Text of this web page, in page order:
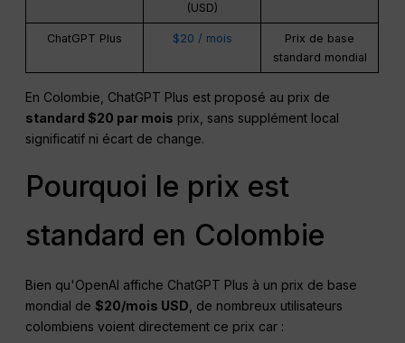
(USD)
ChatGPT Plus $20 / mois
Prix de base
standard mondial
En Colombie, ChatGPT Plus est proposé au prix de
standard $20 par mois prix, sans supplément local
significatif ni écart de change.
Pourquoi le prix est
standard en Colombie
Bien qu'OpenAI affiche ChatGPT Plus à un prix de base
mondial de$20/mois USD , de nombreux utilisateurs
colombiens voient directement ce prix car :